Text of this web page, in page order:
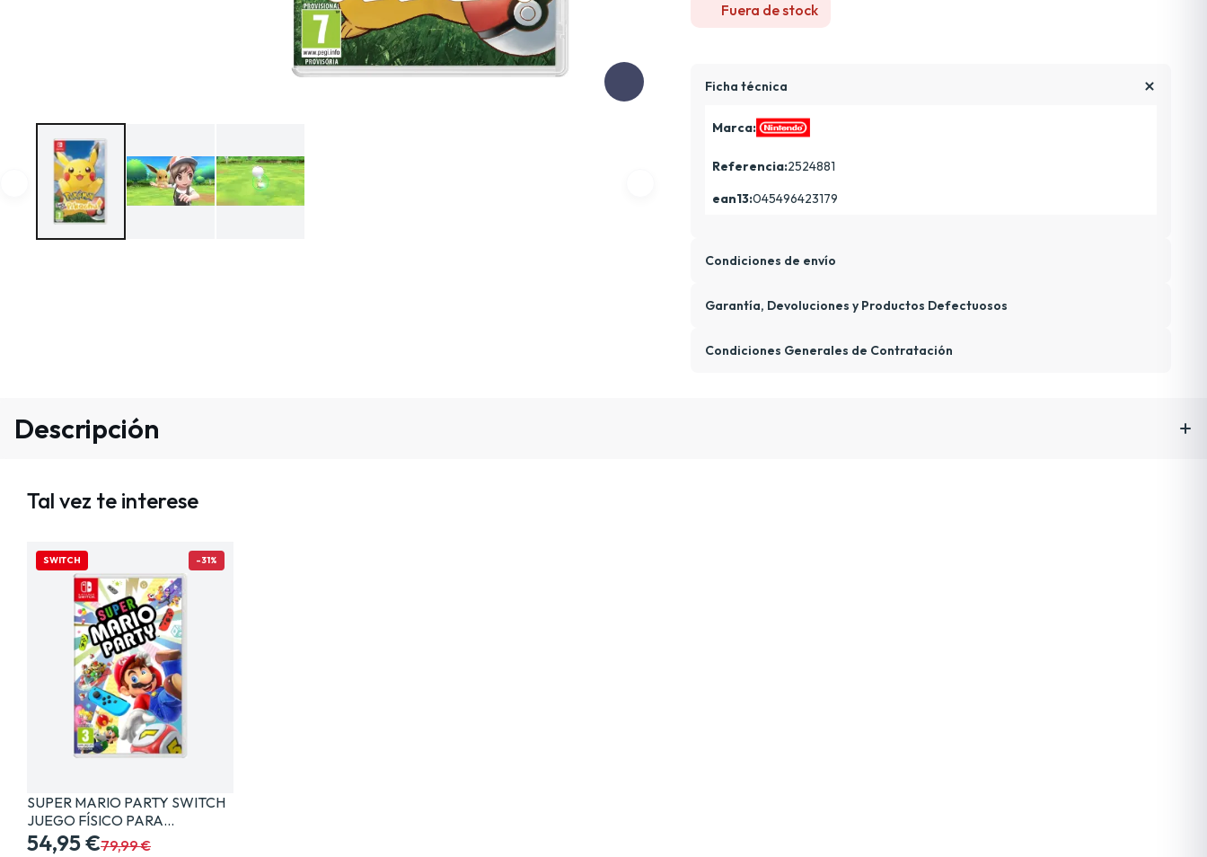
Fuera de stock
Ficha técnica
Marca:
Referencia:2524881
ean13:045496423179
Condiciones de envío
Garantía, Devoluciones y Productos Defectuosos
Condiciones Generales de Contratación
Descripción
Tal vez te interese
-31%
SWITCH
SUPER MARIO PARTY SWITCH
JUEGO FÍSICO PARA…
54,95 €79,99 €